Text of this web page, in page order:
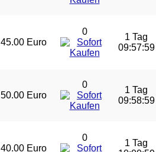
45.00 Euro
0
1 Tag
09:57:59
50.00 Euro
0
1 Tag
09:58:59
40.00 Euro
0
1 Tag